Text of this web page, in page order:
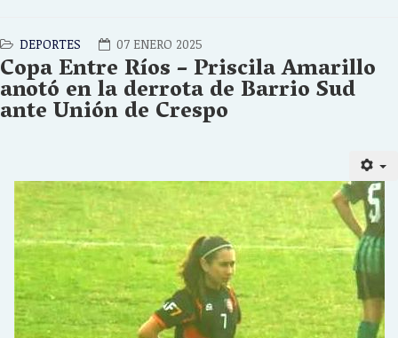
DEPORTES 07 ENERO 2025
Copa Entre Ríos – Priscila Amarillo
anotó en la derrota de Barrio Sud
ante Unión de Crespo